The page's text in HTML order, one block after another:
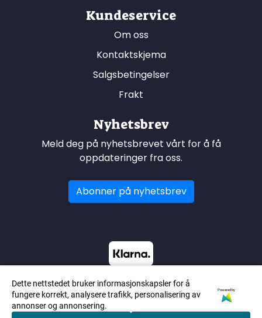
Kundeservice
Om oss
Kontaktskjema
Salgsbetingelser
Frakt
Nyhetsbrev
Meld deg på nyhetsbrevet vårt for å få
oppdateringer fra oss.
Abonner på nyhetsbrev
Dette nettstedet bruker informasjonskapsler for å
fungere korrekt, analysere trafikk, personalisering av
annonser og annonsering.
Powered by